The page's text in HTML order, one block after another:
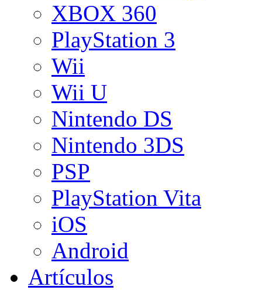
XBOX 360
PlayStation 3
Wii
Wii U
Nintendo DS
Nintendo 3DS
PSP
PlayStation Vita
iOS
Android
Artículos